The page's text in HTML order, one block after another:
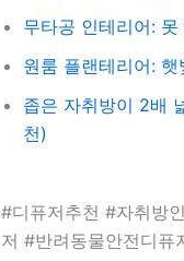
무타공 인테리어:
원룸 플랜테리어:
좁은 자취방이 2배
천)
#디퓨저추천 #자취방
저 #반려동물안전디퓨